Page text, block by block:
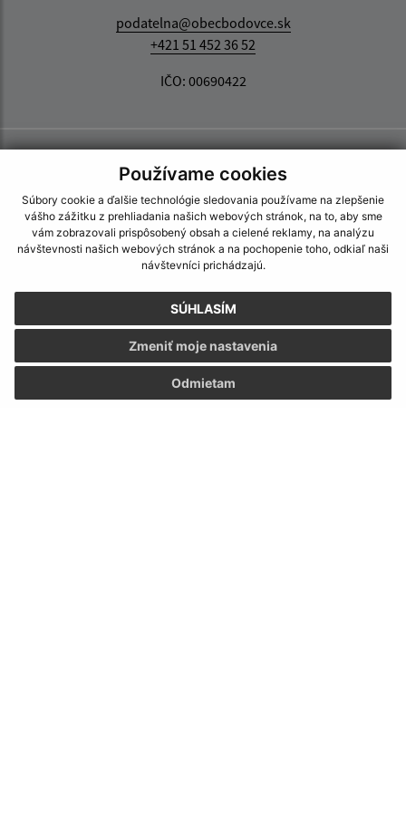
Používame cookies
Súbory cookie a ďalšie technológie sledovania používame na zlepšenie
vášho zážitku z prehliadania našich webových stránok, na to, aby sme
vám zobrazovali prispôsobený obsah a cielené reklamy, na analýzu
návštevnosti našich webových stránok a na pochopenie toho, odkiaľ naši
návštevníci prichádzajú.
SÚHLASÍM
Odmietam
Zmeniť moje nastavenia
podatelna@obecbodovce.sk
+421 51 452 36 52
IČO: 00690422